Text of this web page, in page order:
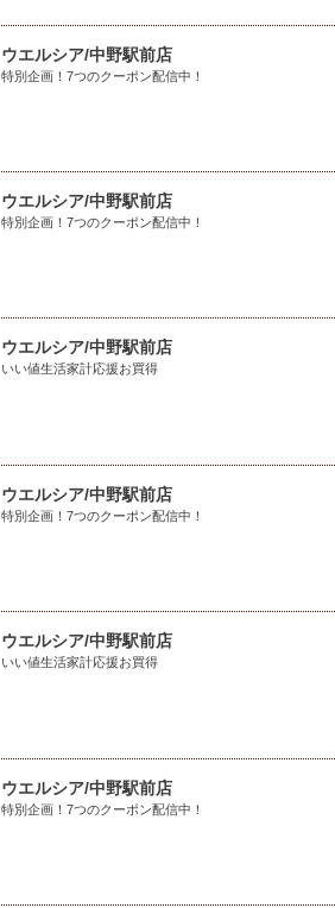
ウエルシア/中野駅前店
特別企画！7つのクーポン配信中！
ウエルシア/中野駅前店
特別企画！7つのクーポン配信中！
ウエルシア/中野駅前店
いい値生活家計応援お買得
ウエルシア/中野駅前店
特別企画！7つのクーポン配信中！
ウエルシア/中野駅前店
いい値生活家計応援お買得
ウエルシア/中野駅前店
特別企画！7つのクーポン配信中！